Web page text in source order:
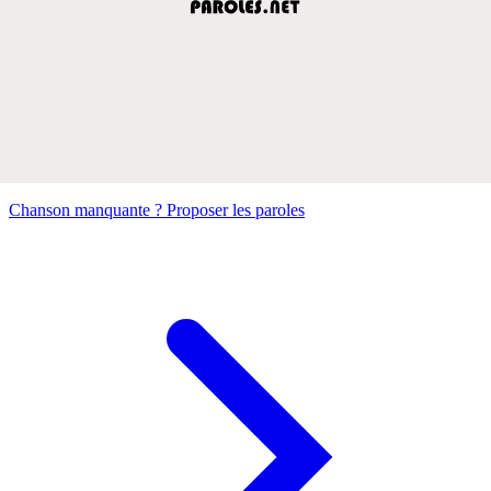
Chanson manquante ? Proposer les paroles